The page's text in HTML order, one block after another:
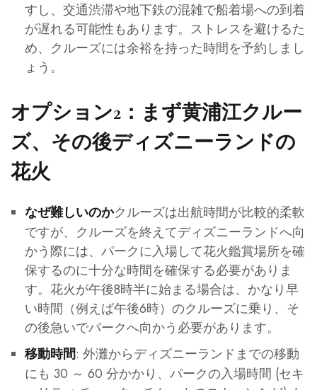
すし、交通渋滞や地下鉄の混雑で船着場への到着
が遅れる可能性もあります。ストレスを避けるた
め、クルーズには余裕を持った時間を予約しまし
ょう。
オプション2：まず黄浦江クルー
ズ、その後ディズニーランドの
花火
なぜ難しいのかクルーズは出航時間が比較的柔軟
ですが、クルーズを終えてディズニーランドへ向
かう際には、パークに入場して花火鑑賞場所を確
保するのに十分な時間を確保する必要がありま
す。花火が午後8時半に始まる場合は、かなり早
い時間（例えば午後6時）のクルーズに乗り、そ
の後急いでパークへ向かう必要があります。
移動時間: 外灘からディズニーランドまでの移動
にも 30 ～ 60 分かかり、パークの入場時間 (セキ